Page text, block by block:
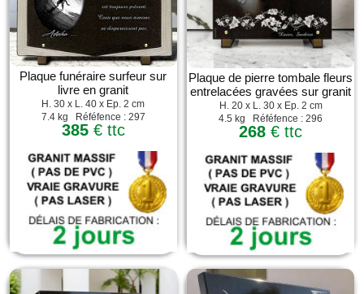
Plaque funéraire surfeur sur
livre en granit
H. 30 x L. 40 x Ep. 2 cm
7.4 kg Réféfence : 297
385€ ttc
Plaque de pierre tombale fleurs
entrelacées gravées sur granit
H. 20 x L. 30 x Ep. 2 cm
4.5 kg Réféfence : 296
268 € ttc